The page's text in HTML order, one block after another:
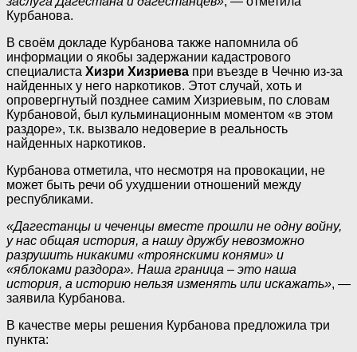
Курбанова.
В своём докладе Курбанова также напомнила об
информации о якобы задержании кадастрового
специалиста Хизри Хизриева при въезде в Чечню из-за
найденных у него наркотиков. Этот случай, хоть и
опровергнутый позднее самим Хизриевым, по словам
Курбановой, был кульминационным моментом «в этом
раздоре», т.к. вызвало недоверие в реальность
найденных наркотиков.
Курбанова отметила, что несмотря на провокации, не
может быть речи об ухудшении отношений между
республиками.
«Дагестанцы и чеченцы вместе прошли не одну войну,
у нас общая история, а нашу дружбу невозможно
разрушить никакими «троянскими конями» и
«яблоками раздора». Наша граница – это наша
история, а историю нельзя изменять или искажать», —
заявила Курбанова.
В качестве меры решения Курбанова предложила три
пункта: